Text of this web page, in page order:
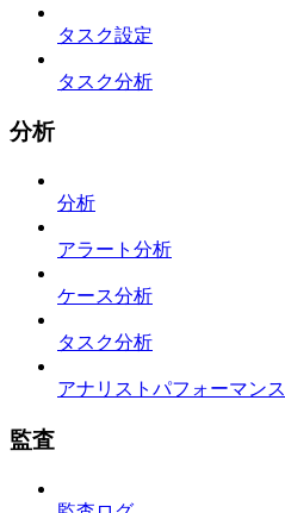
タスク設定
タスク分析
分析
分析
アラート分析
ケース分析
タスク分析
アナリストパフォーマンス
監査